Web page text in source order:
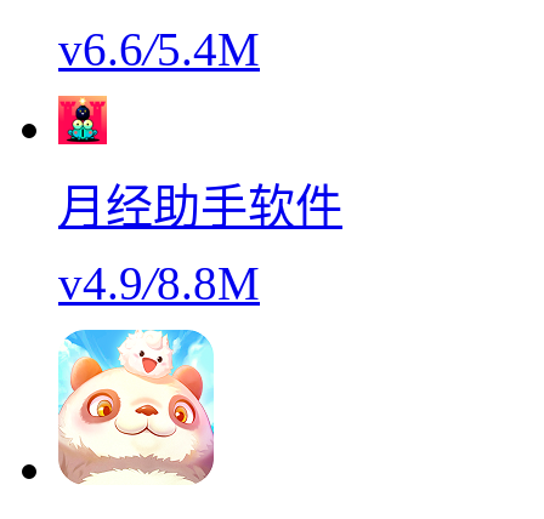
v6.6/5.4M
月经助手软件
v4.9/8.8M